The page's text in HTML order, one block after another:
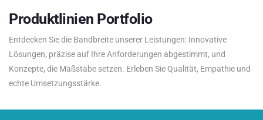
Produktlinien Portfolio
Entdecken Sie die Bandbreite unserer Leistungen: Innovative
Lösungen, präzise auf Ihre Anforderungen abgestimmt, und
Konzepte, die Maßstäbe setzen. Erleben Sie Qualität, Empathie und
echte Umsetzungsstärke.